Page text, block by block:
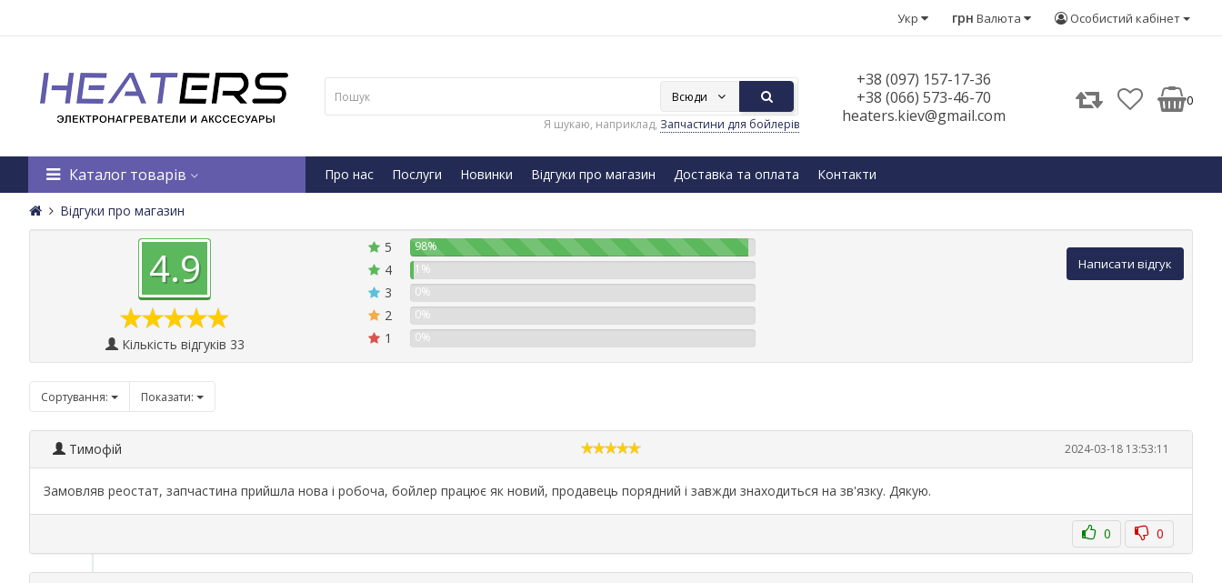
Особистий кабінет
грн Валюта
Укр
+38 (097) 157-17-36
+38 (066) 573-46-70
heaters.kiev@gmail.com
Всюди
Я шукаю, наприклад, Запчастини для бойлерів
0
Каталог товарів Про нас Послуги Новинки Відгуки про магазин Доставка та оплата Контакти
Відгуки про магазин
4.9
Кількість відгуків 33
5 98%
4 1%
3 0%
2 0%
1 0%
Написати відгук
Сортування: Показати:
Тимофій 2024-03-18 13:53:11
Замовляв реостат, запчастина прийшла нова і робоча, бойлер працює як новий, продавець порядний і завжди знаходиться на зв'язку. Дякую.
0 0